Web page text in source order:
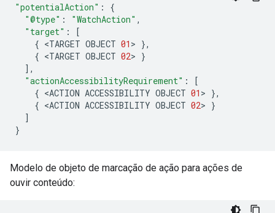
"potentialAction" :
{
"@type" : "WatchAction" ,
"target" :
[
{ <TARGET OBJECT 01 > },
{ <TARGET OBJECT 02> }
],
"actionAccessibilityRequirement" :
[
{ <ACTION ACCESSIBILITY OBJECT 01 > },
{ <ACTION ACCESSIBILITY OBJECT 02> }
]
}
Modelo de objeto de marcação de ação para ações de
ouvir conteúdo: